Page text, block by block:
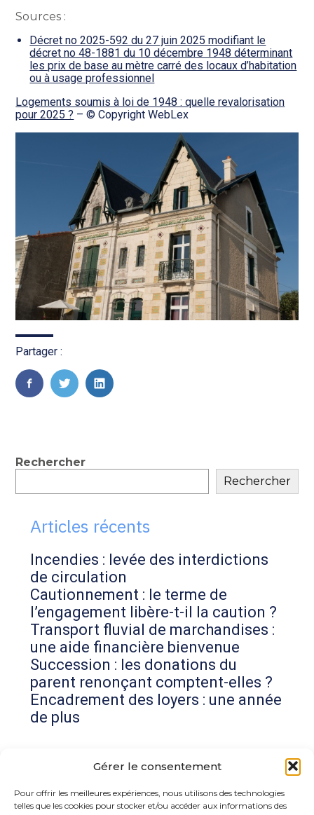
Gérer le consentement
Pour offrir les meilleures expériences, nous utilisons des technologies
telles que les cookies pour stocker et/ou accéder aux informations des
Sources :
Décret no 2025-592 du 27 juin 2025 modifiant le
décret no 48-1881 du 10 décembre 1948 déterminant
les prix de base au mètre carré des locaux d’habitation
ou à usage professionnel
Logements soumis à loi de 1948 : quelle revalorisation
pour 2025 ? – © Copyright WebLex
Partager :
FaceBook
TwitterLinkedIn
Blog
sidebar
Rechercher
Rechercher
Articles récents
Incendies : levée des interdictions
de circulation
Cautionnement : le terme de
l’engagement libère-t-il la caution ?
Transport fluvial de marchandises :
une aide financière bienvenue
Succession : les donations du
parent renonçant comptent-elles ?
Encadrement des loyers : une année
de plus
Commentaires récents
Aucun commentaire à afficher.